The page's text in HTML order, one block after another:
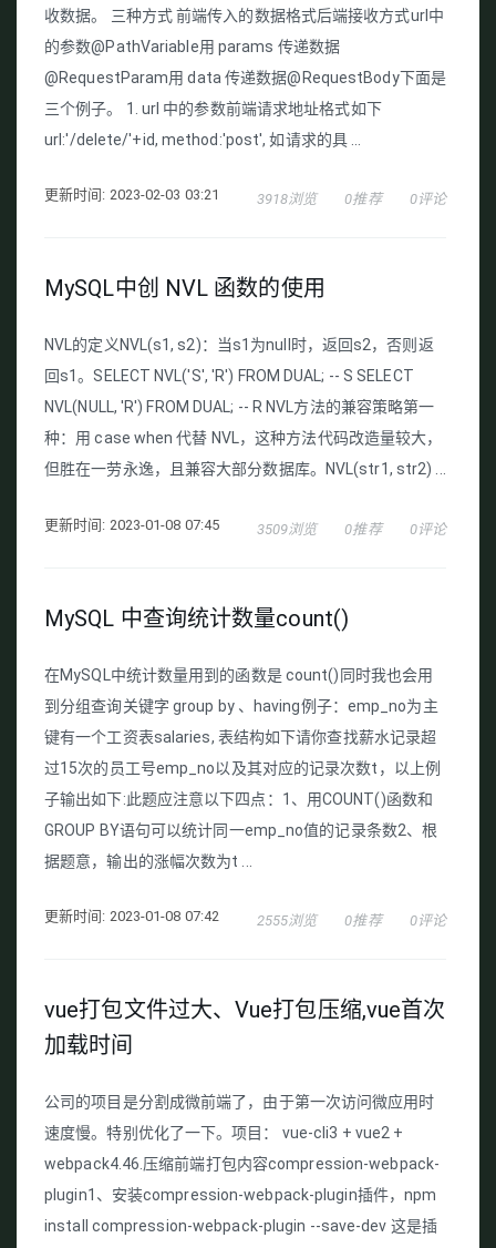
收数据。 三种方式 前端传入的数据格式后端接收方式url中
的参数@PathVariable用 params 传递数据
@RequestParam用 data 传递数据@RequestBody下面是
三个例子。 1. url 中的参数前端请求地址格式如下
url:'/delete/'+id, method:'post', 如请求的具 ...
更新时间: 2023-02-03 03:21 3918浏览 0推荐 0评论
MySQL中创 NVL 函数的使用
NVL的定义NVL(s1, s2)：当s1为null时，返回s2，否则返
回s1。SELECT NVL('S', 'R') FROM DUAL; -- S SELECT
NVL(NULL, 'R') FROM DUAL; -- R NVL方法的兼容策略第一
种：用 case when 代替 NVL，这种方法代码改造量较大，
但胜在一劳永逸，且兼容大部分数据库。NVL(str1, str2) ...
更新时间: 2023-01-08 07:45 3509浏览 0推荐 0评论
MySQL 中查询统计数量count()
在MySQL中统计数量用到的函数是 count()同时我也会用
到分组查询关键字 group by 、having例子：emp_no为主
键有一个工资表salaries, 表结构如下请你查找薪水记录超
过15次的员工号emp_no以及其对应的记录次数t，以上例
子输出如下:此题应注意以下四点：1、用COUNT()函数和
GROUP BY语句可以统计同一emp_no值的记录条数2、根
据题意，输出的涨幅次数为t ...
更新时间: 2023-01-08 07:42 2555浏览 0推荐 0评论
vue打包文件过大、Vue打包压缩,vue首次
加载时间
公司的项目是分割成微前端了，由于第一次访问微应用时
速度慢。特别优化了一下。项目： vue-cli3 + vue2 +
webpack4.46.压缩前端打包内容compression-webpack-
plugin1、安装compression-webpack-plugin插件，npm
install compression-webpack-plugin --save-dev 这是插